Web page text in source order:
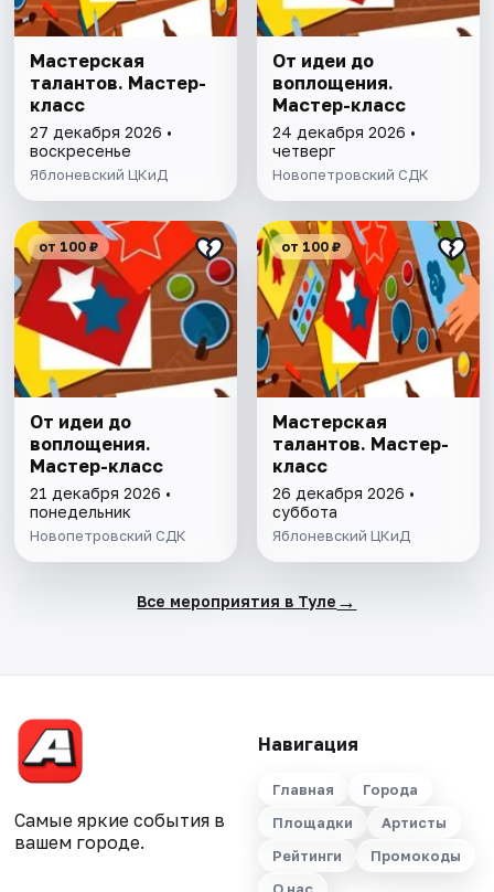
Мастерская
талантов. Мастер-
класс
27 декабря 2026 •
воскресенье
Яблоневский ЦКиД
От идеи до
воплощения.
Мастер-класс
24 декабря 2026 •
четверг
Новопетровский СДК
от 100 ₽
От идеи до
воплощения.
Мастер-класс
21 декабря 2026 •
понедельник
Новопетровский СДК
от 100 ₽
Мастерская
талантов. Мастер-
класс
26 декабря 2026 •
суббота
Яблоневский ЦКиД
Все мероприятия в Туле →
Самые яркие события в
вашем городе.
Навигация
Главная
Города
Площадки
Артисты
Рейтинги
Промокоды